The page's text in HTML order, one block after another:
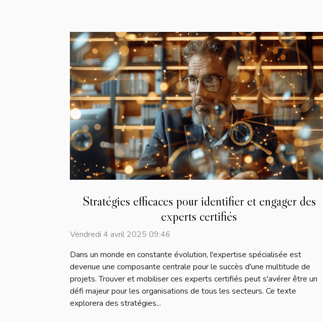
Stratégies efficaces pour identifier et engager des
experts certifiés
Vendredi 4 avril 2025 09:46
Dans un monde en constante évolution, l'expertise spécialisée est
devenue une composante centrale pour le succès d'une multitude de
projets. Trouver et mobiliser ces experts certifiés peut s'avérer être un
défi majeur pour les organisations de tous les secteurs. Ce texte
explorera des stratégies...